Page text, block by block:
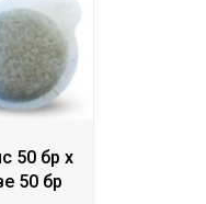
50 бр x
50 бр